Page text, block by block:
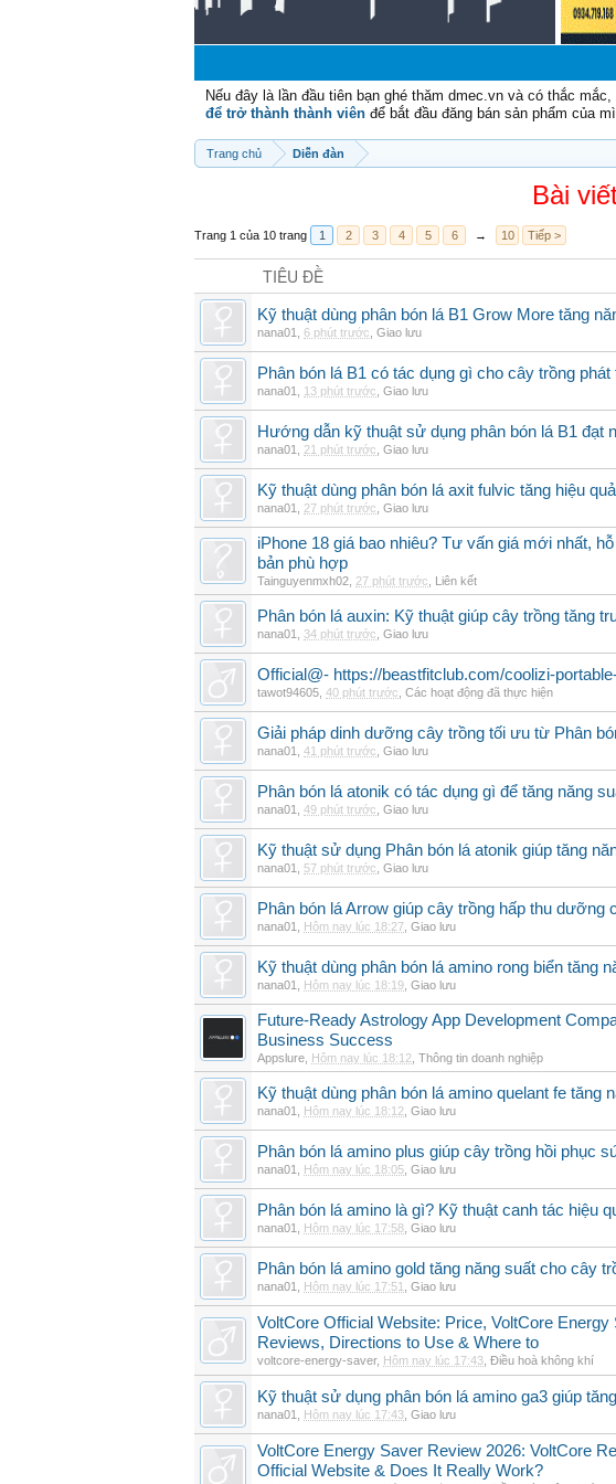
Nếu đây là lần đầu tiên bạn ghé thăm dmec.vn và có thắc
để trở thành thành viên để bắt đầu đăng bán sản phẩm của
Trang chủ Diễn đàn
Bài
Trang 1 của 10 trang 1 2 3 4 5 6 → 10 Tiếp >
TIÊU ĐỀ
Kỹ thuật dùng phân bón lá B1 Grow More tăng
nana01 6 phút trước Giao lưu
Phân bón lá B1 có tác dụng gì cho cây trồng phát
nana01 13 phút trước Giao lưu
Hướng dẫn kỹ thuật sử dụng phân bón lá B1 đạt
nana01 21 phút trước Giao lưu
Kỹ thuật dùng phân bón lá axit fulvic tăng hiệu
nana01 27 phút trước Giao lưu
iPhone 18 giá bao nhiêu? Tư vấn giá mới nhất,
bản phù hợp
Tainguyenmxh02 27 phút trước Liên kết
Phân bón lá auxin: Kỹ thuật giúp cây trồng tăng
nana01 34 phút trước Giao lưu
Official@- https://beastfitclub.com/coolizi-
tawot94605 40 phút trước Các hoạt động đã thực hiện
Giải pháp dinh dưỡng cây trồng tối ưu từ Phân
nana01 41 phút trước Giao lưu
Phân bón lá atonik có tác dụng gì để tăng năng
nana01 49 phút trước Giao lưu
Kỹ thuật sử dụng Phân bón lá atonik giúp tăng
nana01 57 phút trước Giao lưu
Phân bón lá Arrow giúp cây trồng hấp thu dưỡng
nana01 Hôm nay lúc 18:27 Giao lưu
Kỹ thuật dùng phân bón lá amino rong biển tăng
nana01 Hôm nay lúc 18:19 Giao lưu
Future-Ready Astrology App Development
Business Success
Appslure Hôm nay lúc 18:12 Thông tin doanh nghiệp
Kỹ thuật dùng phân bón lá amino quelant fe tăng
nana01 Hôm nay lúc 18:12 Giao lưu
Phân bón lá amino plus giúp cây trồng hồi phục
nana01 Hôm nay lúc 18:05 Giao lưu
Phân bón lá amino là gì? Kỹ thuật canh tác hiệu
nana01 Hôm nay lúc 17:58 Giao lưu
Phân bón lá amino gold tăng năng suất cho cây
nana01 Hôm nay lúc 17:51 Giao lưu
VoltCore Official Website: Price, VoltCore Energy
Reviews, Directions to Use & Where to
voltcore-energy-saver, Hôm nay lúc 17:43 Điều hoà không khí
Kỹ thuật sử dụng phân bón lá amino ga3 giúp
nana01 Hôm nay lúc 17:43 Giao lưu
VoltCore Energy Saver Review 2026: VoltCore
Official Website & Does It Really Work?